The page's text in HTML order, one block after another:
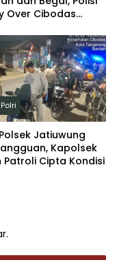
Over Cibodas
Jatiuwung
Kapolsek
Patroli Cipta Kondisi